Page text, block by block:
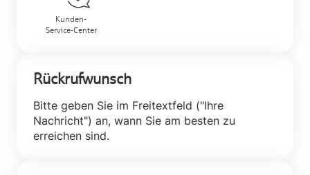
Kunden-
Service-Center
Rückrufwunsch
Bitte geben Sie im Freitextfeld ("Ihre
Nachricht") an, wann Sie am besten zu
erreichen sind.